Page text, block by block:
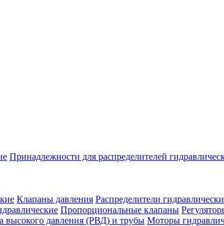
Принадлежности для распределителей
Клапаны давления Распределители
Пропорциональные клапаны
высокого давления (РВД) и трубы Моторы